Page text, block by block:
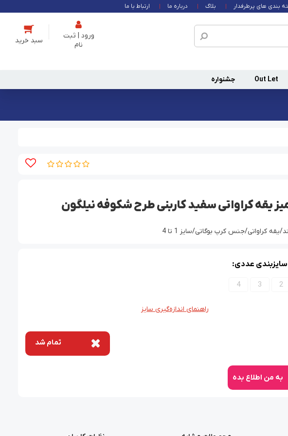
بندی های پرطرفدار بلاگ درباره ما ارتباط با ما
ورود | ثبت
نام
Out Let جشنواره
یقه کراواتی سفید کاربنی طرح شکوفه نیلگون
یقه کراواتی/جنس کرپ بوگاتی/سایز 1 تا 4
سایزبندی عددی:
2
3
4
راهنمای اندازه‌گیری سایز
تمام شد
به من اطلاع بده